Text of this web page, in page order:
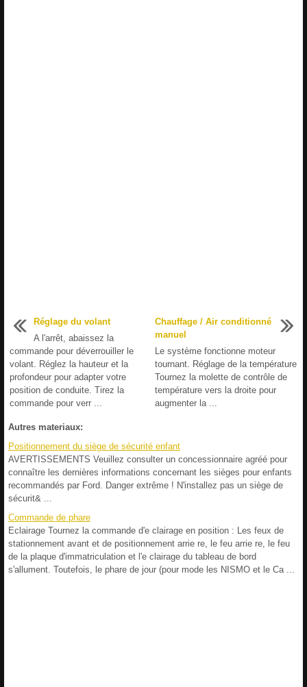
Réglage du volant
A l'arrêt, abaissez la
commande pour déverrouiller le
volant. Réglez la hauteur et la
profondeur pour adapter votre
position de conduite. Tirez la
commande pour verr ...
Chauffage / Air conditionné
manuel
Le système fonctionne moteur
tournant. Réglage de la température
Tournez la molette de contrôle de
température vers la droite pour
augmenter la ...
Autres materiaux:
Positionnement du siège de sécurité enfant
AVERTISSEMENTS Veuillez consulter un concessionnaire agréé pour
connaître les dernières informations concernant les sièges pour enfants
recommandés par Ford. Danger extrême ! N'installez pas un siège de
sécurit& ...
Commande de phare
Eclairage Tournez la commande d'e clairage en position : Les feux de
stationnement avant et de positionnement arrie re, le feu arrie re, le feu
de la plaque d'immatriculation et l'e clairage du tableau de bord
s'allument. Toutefois, le phare de jour (pour mode les NISMO et le Ca ...